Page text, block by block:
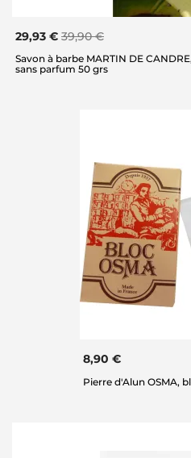
29,93 € 39,90 €
Savon à barbe MARTIN DE
sans parfum 50 grs
8,90 €
Pierre d'Alun OSMA,